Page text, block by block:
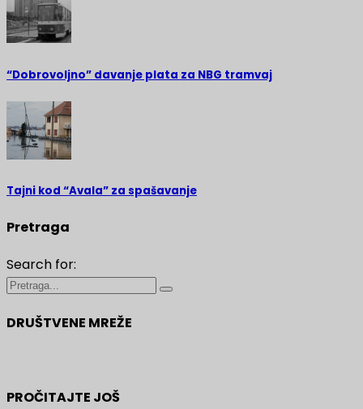
“Dobrovoljno” davanje plata za NBG tramvaj
Tajni kod “Avala” za spašavanje
Pretraga
Search for:
DRUŠTVENE MREŽE
PROČITAJTE JOŠ